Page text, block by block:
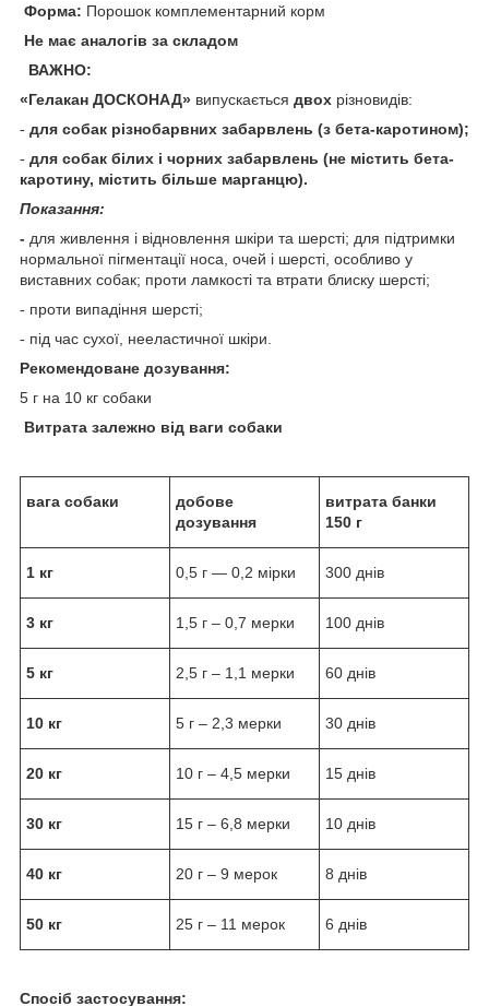
Форма: Порошок комплементарний корм
Не має аналогів за складом
ВАЖНО:
«Гелакан ДОСКОНАД» випускається двох різновидів:
- для собак різнобарвних забарвлень (з бета-каротином);
- для собак білих і чорних забарвлень (не містить бета-
каротину, містить більше марганцю).
Показання:
- для живлення і відновлення шкіри та шерсті; для підтримки
нормальної пігментації носа, очей і шерсті, особливо у
виставних собак; проти ламкості та втрати блиску шерсті;
- проти випадіння шерсті;
- під час сухої, нееластичної шкіри.
Рекомендоване дозування:
5 г на 10 кг собаки
Витрата залежно від ваги собаки
вага собаки
добове
дозування
витрата банки
150 г
1 кг 0,5 г — 0,2 мірки 300 днів
3 кг 1,5 г – 0,7 мерки 100 днів
5 кг 2,5 г – 1,1 мерки 60 днів
10 кг 5 г – 2,3 мерки 30 днів
20 кг 10 г – 4,5 мерки 15 днів
30 кг 15 г – 6,8 мерки 10 днів
40 кг 20 г – 9 мерок 8 днів
50 кг 25 г – 11 мерок 6 днів
Спосіб застосування: